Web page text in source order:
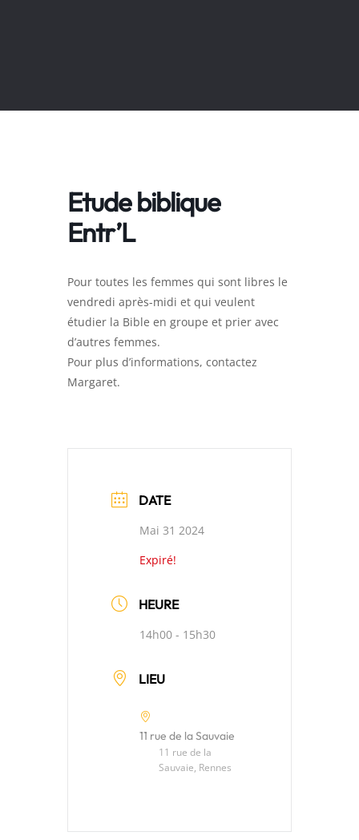
Etude biblique
Entr’L
Pour toutes les femmes qui sont libres le
vendredi après-midi et qui veulent
étudier la Bible en groupe et prier avec
d’autres femmes.
Pour plus d’informations, contactez
Margaret.
DATE
Mai 31 2024
Expiré!
HEURE
14h00 - 15h30
LIEU
11 rue de la Sauvaie
11 rue de la
Sauvaie, Rennes